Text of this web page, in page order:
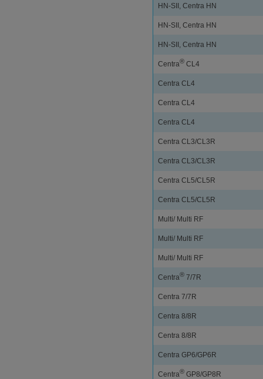
HN-SII, Centra HN
HN-SII, Centra HN
HN-SII, Centra HN
Centra® CL4
Centra CL4
Centra CL4
Centra CL4
Centra CL3/CL3R
Centra CL3/CL3R
Centra CL5/CL5R
Centra CL5/CL5R
Multi/ Multi RF
Multi/ Multi RF
Multi/ Multi RF
Centra® 7/7R
Centra 7/7R
Centra 8/8R
Centra 8/8R
Centra GP6/GP6R
Centra® GP8/GP8R